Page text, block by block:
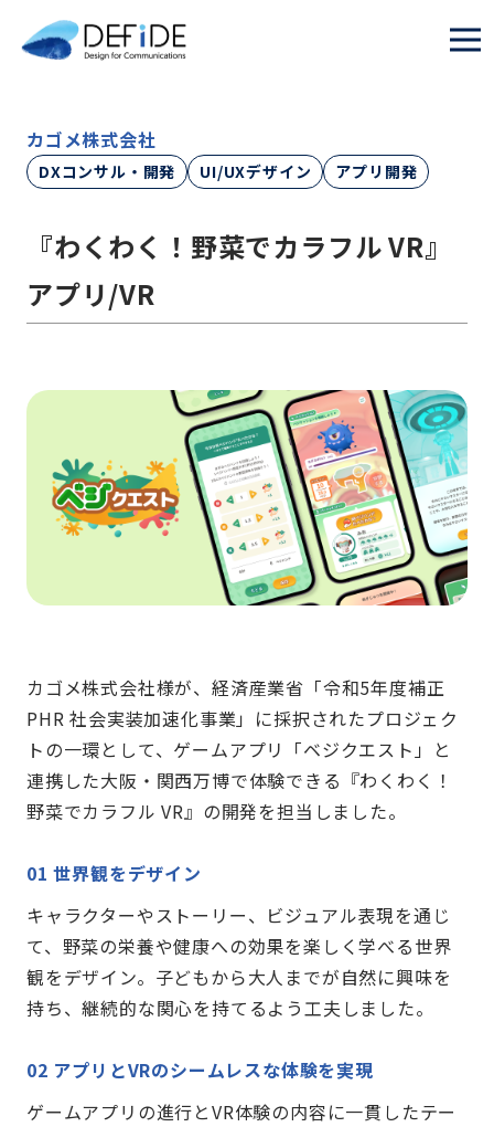
カゴメ株式会社
DXコンサル・開発 UI/UXデザイン アプリ開発
『わくわく！野菜でカラフル VR』
アプリ/VR
カゴメ株式会社様が、経済産業省「令和5年度補正
PHR 社会実装加速化事業」に採択されたプロジェク
トの一環として、ゲームアプリ「ベジクエスト」と
連携した大阪・関西万博で体験できる『わくわく！
野菜でカラフル VR』の開発を担当しました。
01 世界観をデザイン
キャラクターやストーリー、ビジュアル表現を通じ
て、野菜の栄養や健康への効果を楽しく学べる世界
観をデザイン。子どもから大人までが自然に興味を
持ち、継続的な関心を持てるよう工夫しました。
02 アプリとVRのシームレスな体験を実現
ゲームアプリの進行とVR体験の内容に一貫したテー